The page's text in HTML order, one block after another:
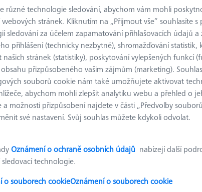
M3 XXT Protizávaží
různé technologie sledování, abychom vám mohli
stránek. Kliknutím na „Přijmout vše“ souhlasíte s
sledování za účelem zapamatování přihlašovacích údajů a
přihlášení (technicky nezbytné), shromažďování statistik,
stránek (statistiky), poskytování vylepšených funkcí
přizpůsobeného vašim zájmům (marketing).
souborů cookie nám také umožňujete aktivovat
abychom mohli zlepšit analytiku webu a přehled o
a možnosti přizpůsobení najdete v části „Předvolby
své nastavení. Svůj souhlas můžete kdykoli odvolat.
Oznámení o ochraně osobních údajů nabízejí další
technologie.
o souborech cookieOznámení o souborech cookie